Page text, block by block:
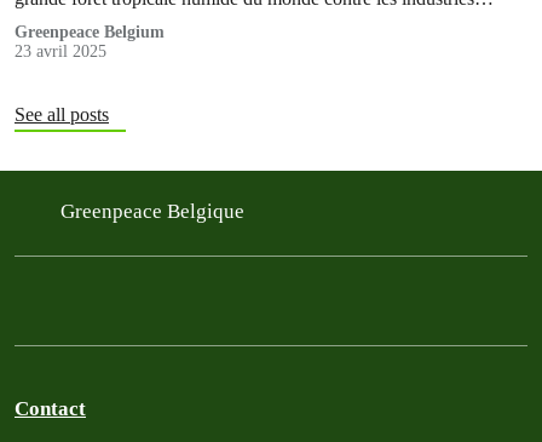
bassement mercantiles ne sera possible que si des gens du monde
entier agissent ensemble.
Greenpeace Belgium
23 avril 2025
See all posts
Greenpeace Belgique
Contact